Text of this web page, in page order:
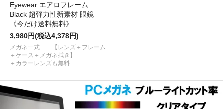
Eyewear エアロフレーム
Black 超弾力性新素材 眼鏡
《今だけ送料無料》
3,980円(税込4,378円)
メガネ一式 【レンズ＋フレーム
＋ケース＋メガネ拭き】
＋カラーレンズも無料